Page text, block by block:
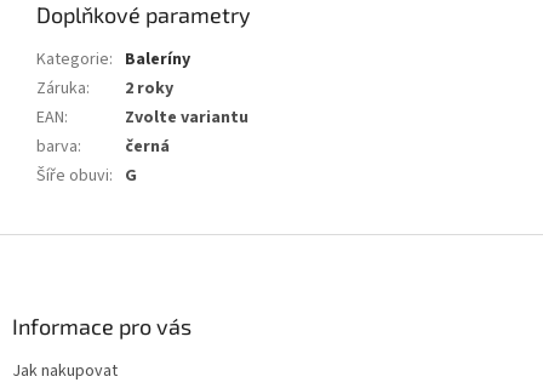
Doplňkové parametry
Kategorie: Baleríny
Záruka:
2 roky
EAN:
Zvolte variantu
barva:
černá
Šíře obuvi: G
Informace pro vás
Jak nakupovat